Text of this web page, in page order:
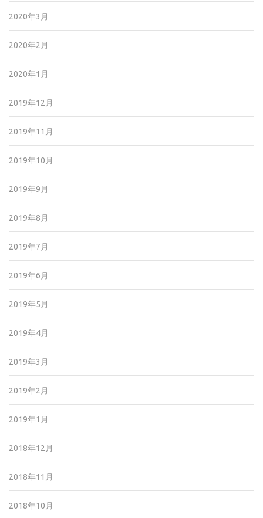
2020年3月
2020年2月
2020年1月
2019年12月
2019年11月
2019年10月
2019年9月
2019年8月
2019年7月
2019年6月
2019年5月
2019年4月
2019年3月
2019年2月
2019年1月
2018年12月
2018年11月
2018年10月